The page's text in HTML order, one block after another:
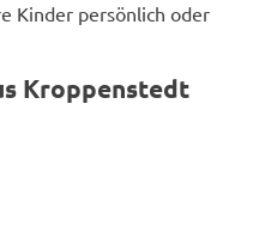
Kinder persönlich oder
Kroppenstedt